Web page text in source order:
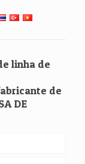
linha de
de
DE